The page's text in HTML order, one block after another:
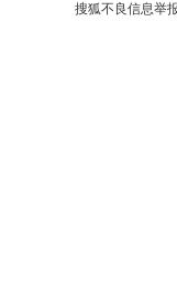
搜狐不良信息举